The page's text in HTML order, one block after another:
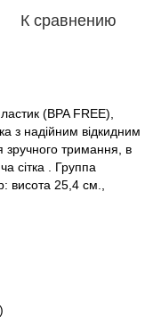
К сравнению
(BPA FREE),
з надійним відкидним
зручного тримання, в
сітка . Группа
висота 25,4 см.,